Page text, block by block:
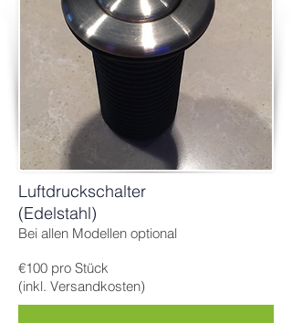
Luftdruckschalter
(Edelstahl)
Bei allen Modellen optional
€100 pro Stück
(inkl. Versandkosten)